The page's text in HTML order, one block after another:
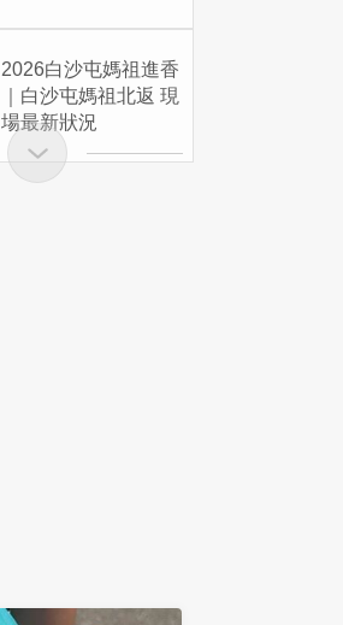
2026白沙屯媽祖進香
｜白沙屯媽祖北返 現
場最新狀況